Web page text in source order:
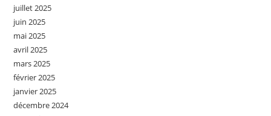
juillet 2025
juin 2025
mai 2025
avril 2025
mars 2025
février 2025
janvier 2025
décembre 2024